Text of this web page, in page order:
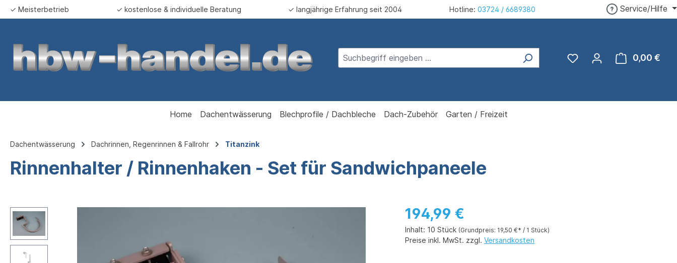
Zur Hauptnavigation springen
✓ Meisterbetrieb ✓ kostenlose & individuelle Beratung ✓ langjährige Erfahrung seit 2004 Hotline:03724 / 6689380
0,00 €
Home Dachentwässerung Blechprofile / Dachbleche Dach-Zubehör Garten / Freizeit
Dachentwässerung Dachrinnen, Regenrinnen & Fallrohr Titanzink
Rinnenhalter / Rinnenhaken - Set für Sandwichpaneele
Bildergalerie überspringen 194,99 €
Inhalt: 10 Stück (Grundpreis: 19,50 €* / 1 Stück)
Preise inkl. MwSt. zzgl. Versandkosten
Service/Hilfe